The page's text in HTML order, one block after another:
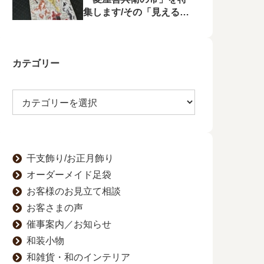
集します/その「見える
カテゴリー
干支飾り/お正月飾り
オーダーメイド足袋
お客様のお見立て相談
お客さまの声
催事案内／お知らせ
和装小物
和雑貨・和のインテリア